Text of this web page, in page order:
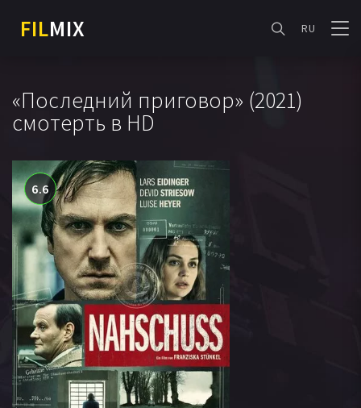
FILMIX RU
«Последний приговор» (2021)
смотерть в HD
6.6